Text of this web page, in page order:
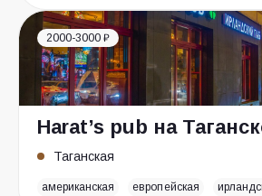
2000-3000 ₽
Harat’s pub на
Таганская
американская европейская